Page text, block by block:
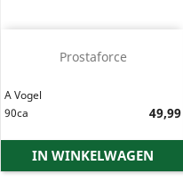
Prostaforce
A Vogel
90ca
49,99
IN WINKELWAGEN